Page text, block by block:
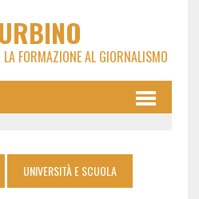
FORMAZIONE AL GIORNALISMO
UNIVERSITÀ E SCUOLA